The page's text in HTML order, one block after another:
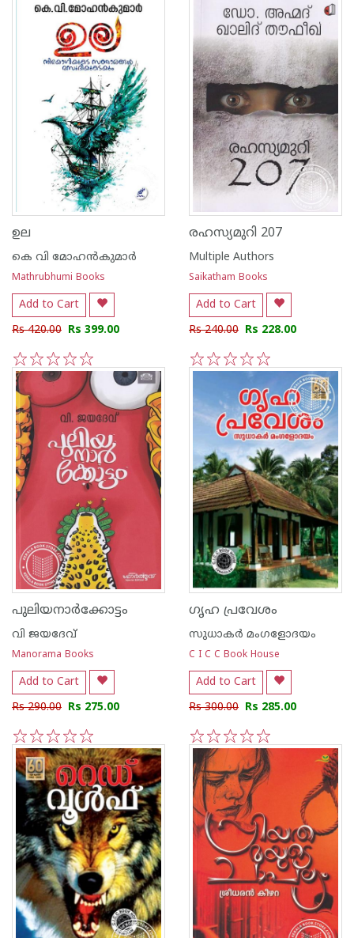
ഉല
കെ വി മോഹ‌ന്‍കുമാര്‍
Mathrubhumi Books
Add to Cart
Rs 420.00 Rs 399.00
5
4
3
2
1
രഹസ്യമുറി 207
Multiple Authors
Saikatham Books
Add to Cart
Rs 240.00 Rs 228.00
5
4
3
2
1
പുലിയനാർക്കോട്ടം
വി ജയദേവ്
Manorama Books
Add to Cart
Rs 290.00 Rs 275.00
5
4
3
2
1
ഗൃഹ പ്രവേശം
സുധാകര്‍ മംഗളോദയം
C I C C Book House
Add to Cart
Rs 300.00 Rs 285.00
5
4
3
2
1